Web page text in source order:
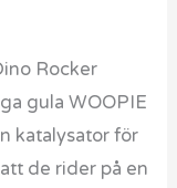
Rocker
gula WOOPIE
katalysator för
de rider på en